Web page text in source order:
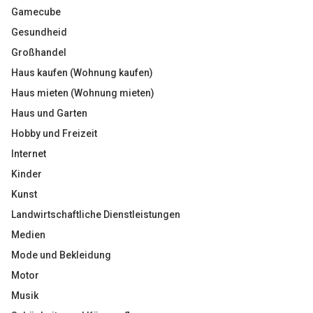
Gamecube
Gesundheid
Großhandel
Haus kaufen (Wohnung kaufen)
Haus mieten (Wohnung mieten)
Haus und Garten
Hobby und Freizeit
Internet
Kinder
Kunst
Landwirtschaftliche Dienstleistungen
Medien
Mode und Bekleidung
Motor
Musik